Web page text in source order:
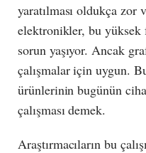
yaratılması oldukça zor
elektronikler, bu yüksek
sorun yaşıyor. Ancak
çalışmalar için uygun.
ürünlerinin bugünün
çalışması demek.
Araştırmacıların bu